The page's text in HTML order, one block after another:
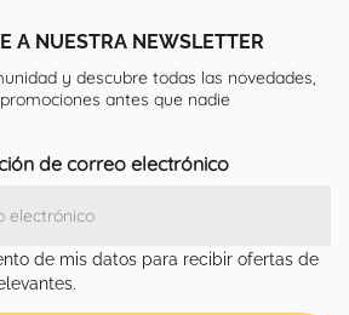
A NUESTRA NEWSLETTER
y descubre todas las novedades,
antes que nadie
de correo electrónico
de mis datos para recibir ofertas de